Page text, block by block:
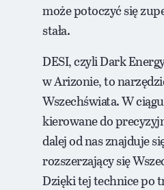
może potoczyć się
stała.
DESI, czyli Dark
w Arizonie, to
Wszechświata. W
kierowane do
dalej od nas znajduje
rozszerzający się
Dzięki tej technice po